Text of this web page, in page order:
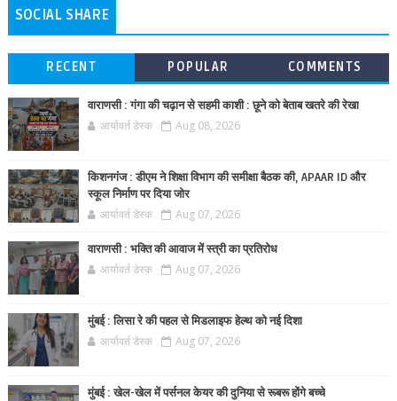
SOCIAL SHARE
RECENT POPULAR COMMENTS
वाराणसी : गंगा की चढ़ान से सहमी काशी : छूने को बेताब खतरे की रेखा
आर्यावर्त डेस्क Aug 08, 2026
किशनगंज : डीएम ने शिक्षा विभाग की समीक्षा बैठक की, APAAR ID और
स्कूल निर्माण पर दिया जोर
आर्यावर्त डेस्क Aug 07, 2026
वाराणसी : भक्ति की आवाज में स्त्री का प्रतिरोध
आर्यावर्त डेस्क Aug 07, 2026
मुंबई : लिसा रे की पहल से मिडलाइफ हेल्थ को नई दिशा
आर्यावर्त डेस्क Aug 07, 2026
मुंबई : खेल-खेल में पर्सनल केयर की दुनिया से रूबरू होंगे बच्चे